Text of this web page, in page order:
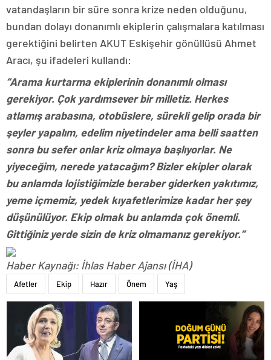
vatandaşların bir süre sonra krize neden olduğunu,
bundan dolayı donanımlı ekiplerin çalışmalara katılması
gerektiğini belirten AKUT Eskişehir gönüllüsü Ahmet
Aracı, şu ifadeleri kullandı:
“Arama kurtarma ekiplerinin donanımlı olması
gerekiyor. Çok yardımsever bir milletiz. Herkes
atlamış arabasına, otobüslere, sürekli gelip orada bir
şeyler yapalım, edelim niyetindeler ama belli saatten
sonra bu sefer onlar kriz olmaya başlıyorlar. Ne
yiyeceğim, nerede yatacağım? Bizler ekipler olarak
bu anlamda lojistiğimizle beraber giderken yakıtımız,
yeme içmemiz, yedek kıyafetlerimize kadar her şey
düşünülüyor. Ekip olmak bu anlamda çok önemli.
Gittiğiniz yerde sizin de kriz olmamanız gerekiyor.”
Haber Kaynağı: İhlas Haber Ajansı (İHA)
Afetler Ekip Hazır Önem Yaş